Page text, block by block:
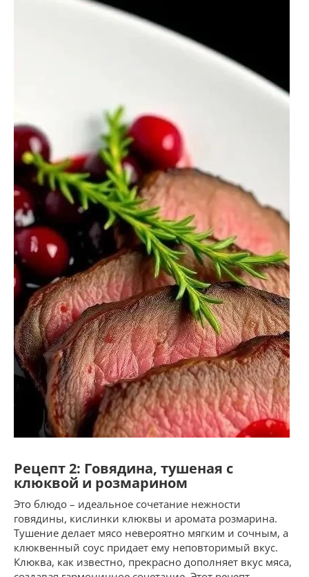
Рецепт 2: Говядина, тушеная с
клюквой и розмарином
Это блюдо – идеальное сочетание нежности
говядины, кислинки клюквы и аромата розмарина.
Тушение делает мясо невероятно мягким и сочным, а
клюквенный соус придает ему неповторимый вкус.
Клюква, как известно, прекрасно дополняет вкус мяса,